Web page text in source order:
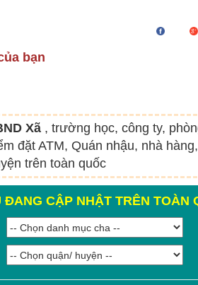
bạn
Xã , trường học, công ty,
đặt ATM, Quán nhậu, nhà
trên toàn quốc
ĐANG CẬP NHẬT TRÊN TOÀN